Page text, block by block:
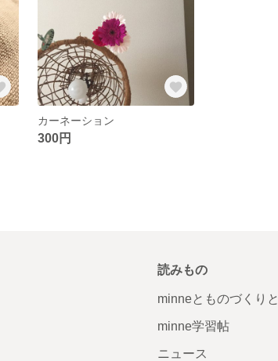
カーネーション
300円
読みもの
minneとものづくりと
minne学習帖
ニュース